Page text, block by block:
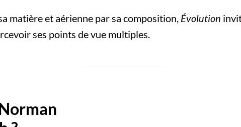
matière et aérienne par sa composition, Évolution
ses points de vue multiples.